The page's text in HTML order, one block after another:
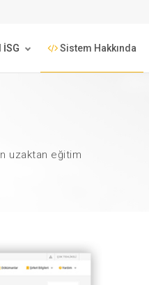
İSG Sistem Hakkında
uzaktan eğitim